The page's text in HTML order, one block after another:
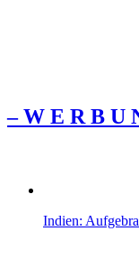
– W Ε R Β U
Indien: